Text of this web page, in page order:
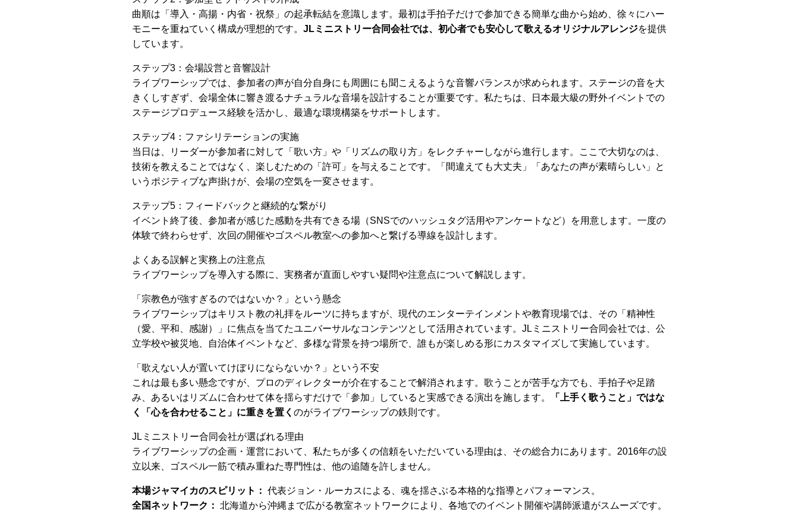
曲順は「導入・高揚・内省・祝祭」の起承転結を意識します。最初は手拍子だけで参加できる簡単な曲から始め、徐々にハー
モニーを重ねていく構成が理想的です。 JLミニストリー合同会社では、初心者でも安心して歌えるオリジナルアレンジを提供
しています。
ステップ3：会場設営と音響設計
ライブワーシップでは、参加者の声が自分自身にも周囲にも聞こえるような音響バランスが求められます。ステージの音を大
きくしすぎず、会場全体に響き渡るナチュラルな音場を設計することが重要です。私たちは、日本最大級の野外イベントでの
ステージプロデュース経験を活かし、最適な環境構築をサポートします。
ステップ4：ファシリテーションの実施
当日は、リーダーが参加者に対して「歌い方」や「リズムの取り方」をレクチャーしながら進行します。ここで大切なのは、
技術を教えることではなく、楽しむための「許可」を与えることです。「間違えても大丈夫」「あなたの声が素晴らしい」と
いうポジティブな声掛けが、会場の空気を一変させます。
ステップ5：フィードバックと継続的な繋がり
イベント終了後、参加者が感じた感動を共有できる場（SNSでのハッシュタグ活用やアンケートなど）を用意します。一度の
体験で終わらせず、次回の開催やゴスペル教室への参加へと繋げる導線を設計します。
よくある誤解と実務上の注意点
ライブワーシップを導入する際に、実務者が直面しやすい疑問や注意点について解説します。
「宗教色が強すぎるのではないか？」という懸念
ライブワーシップはキリスト教の礼拝をルーツに持ちますが、現代のエンターテインメントや教育現場では、その「精神性
（愛、平和、感謝）」に焦点を当てたユニバーサルなコンテンツとして活用されています。JLミニストリー合同会社では、公
立学校や被災地、自治体イベントなど、多様な背景を持つ場所で、誰もが楽しめる形にカスタマイズして実施しています。
「歌えない人が置いてけぼりにならないか？」という不安
これは最も多い懸念ですが、プロのディレクターが介在することで解消されます。歌うことが苦手な方でも、手拍子や足踏
み、あるいはリズムに合わせて体を揺らすだけで「参加」していると実感できる演出を施します。
「上手く歌うこと」ではな
く「心を合わせること」に重きを置く のがライブワーシップの鉄則です。
JLミニストリー合同会社が選ばれる理由
ライブワーシップの企画・運営において、私たちが多くの信頼をいただいている理由は、その総合力にあります。2016年の設
立以来、ゴスペル一筋で積み重ねた専門性は、他の追随を許しません。
本場ジャマイカのスピリット： 代表ジョン・ルーカスによる、魂を揺さぶる本格的な指導とパフォーマンス。
全国ネットワーク： 北海道から沖縄まで広がる教室ネットワークにより、各地でのイベント開催や講師派遣がスムーズです。